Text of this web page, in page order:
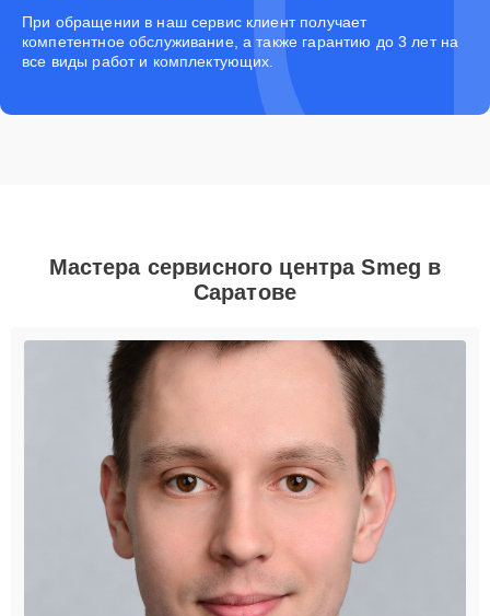
При обращении в наш сервис клиент получает
компетентное обслуживание, а также гарантию до 3 лет на
все виды работ и комплектующих.
Мастера сервисного центра Smeg в
Саратове